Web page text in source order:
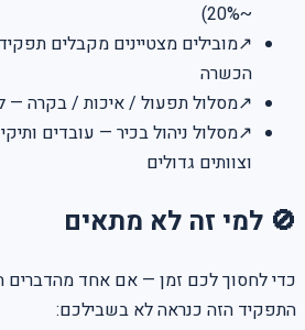
~20%)
↗מובילים מצטיינים מקבלים
הכשרה
↗מסלול תפעול / איכות / בקרה — לאחר 1–2 שנות
↗מסלול ניהול בכיר — עובדים
וצוותים גדולים
🚫 למי זה לא מתאים
כדי לחסוך לכם זמן — אם אחד
התפקיד הזה כנראה לא בשבילכם: